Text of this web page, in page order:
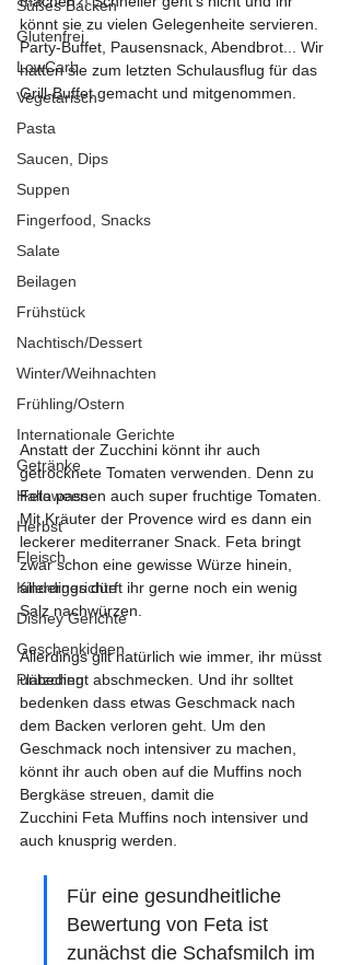
Süßes Backen
Glutenfrei
LowCarb
Vegetarisch
Pasta
Saucen, Dips
Suppen
Fingerfood, Snacks
Salate
Beilagen
Frühstück
Nachtisch/Dessert
Winter/Weihnachten
Frühling/Ostern
Internationale Gerichte
Getränke
Halloween
Herbst
Fleisch
Kindergerichte
Disney Gerichte
Geschenkideen
Plätzchen
könnt sie zu vielen Gelegenheite servieren.
Party-Buffet, Pausensnack, Abendbrot... Wir
hatten sie zum letzten Schulausflug für das
Grill-Buffet gemacht und mitgenommen.
Anstatt der Zucchini könnt ihr auch
getrocknete Tomaten verwenden. Denn zu
Feta passen auch super fruchtige Tomaten.
Mit Kräuter der Provence wird es dann ein
leckerer mediterraner Snack. Feta bringt
zwar schon eine gewisse Würze hinein,
allerdings dürft ihr gerne noch ein wenig
Salz nachwürzen.
Allerdings gilt natürlich wie immer, ihr müsst
unbedingt abschmecken. Und ihr solltet
bedenken dass etwas Geschmack nach
dem Backen verloren geht. Um den
Geschmack noch intensiver zu machen,
könnt ihr auch oben auf die Muffins noch
Bergkäse streuen, damit die
Zucchini Feta Muffins noch intensiver und
auch knusprig werden.
Für eine gesundheitliche
Bewertung von Feta ist
zunächst die Schafsmilch im